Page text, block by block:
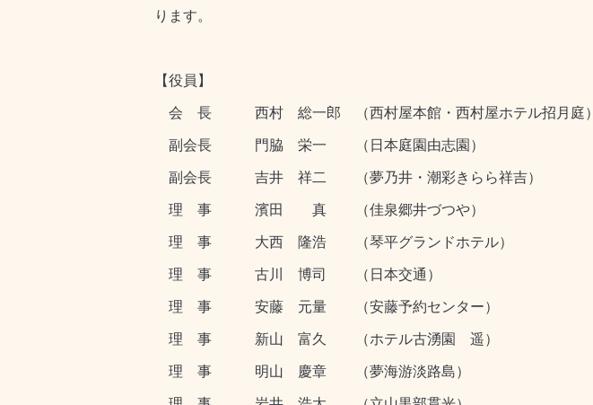
ります。
【役員】
会 長 西村 総一郎 （西村屋本館・西村屋ホテル招月庭）
副会長 門脇 栄一 （日本庭園由志園）
副会長 吉井 祥二 （夢乃井・潮彩きらら祥吉）
理 事 濱田 真 （佳泉郷井づつや）
理 事 大西 隆浩 （琴平グランドホテル）
理 事 古川 博司 （日本交通）
理 事 安藤 元量 （安藤予約センター）
理 事 新山 富久 （ホテル古湧園 遥）
理 事 明山 慶章 （夢海游淡路島）